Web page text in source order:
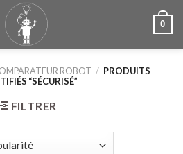
0
ROBOT / PRODUITS
“SÉCURISÉ”
FILTRER